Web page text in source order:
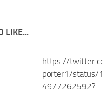
LIKE...
https://
porter1/status/
4977262592?